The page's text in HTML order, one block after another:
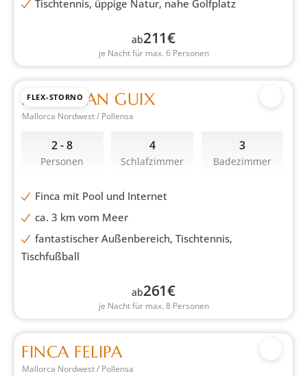
Tischtennis, üppige Natur, nahe Golfplatz
ab211€
je Nacht für max. 6 Personen
FLEX-STORNO
FINCA CAN GUIX
Mallorca Nordwest / Pollensa
2 - 8
Personen
4
Schlafzimmer
3
Badezimmer
Finca mit Pool und Internet
ca. 3 km vom Meer
fantastischer Außenbereich, Tischtennis,
Tischfußball
ab261€
je Nacht für max. 8 Personen
FINCA FELIPA
Mallorca Nordwest / Pollensa